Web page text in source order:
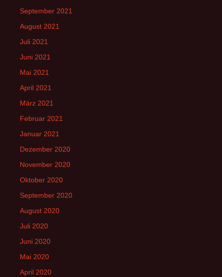
September 2021
August 2021
Juli 2021
Juni 2021
Mai 2021
April 2021
März 2021
Februar 2021
Januar 2021
Dezember 2020
November 2020
Oktober 2020
September 2020
August 2020
Juli 2020
Juni 2020
Mai 2020
April 2020